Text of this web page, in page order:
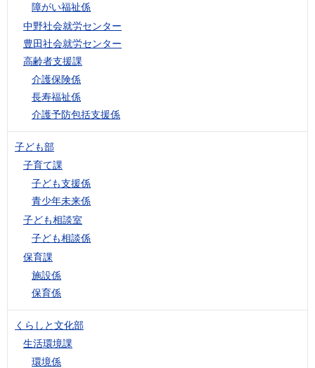
障がい福祉係
中野社会就労センター
豊田社会就労センター
高齢者支援課
介護保険係
長寿福祉係
介護予防包括支援係
子ども部
子育て課
子ども支援係
青少年未来係
子ども相談室
子ども相談係
保育課
施設係
保育係
くらしと文化部
生活環境課
環境係